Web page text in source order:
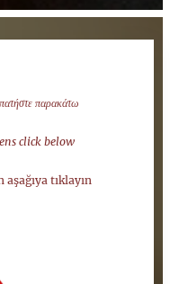
παρακάτω
click below
tıklayın